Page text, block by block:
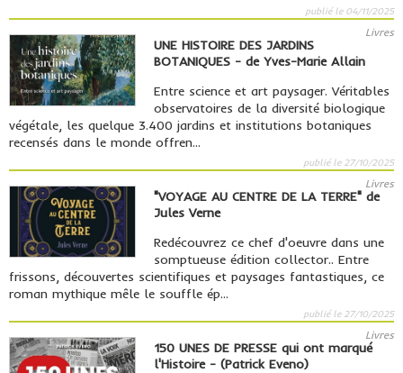
publié le 04/11/2025
Livres
UNE HISTOIRE DES JARDINS
BOTANIQUES - de Yves-Marie Allain
Entre science et art paysager. Véritables
observatoires de la diversité biologique
végétale, les quelque 3.400 jardins et institutions botaniques
recensés dans le monde offren...
publié le 27/10/2025
Livres
"VOYAGE AU CENTRE DE LA TERRE" de
Jules Verne
Redécouvrez ce chef d'oeuvre dans une
somptueuse édition collector.. Entre
frissons, découvertes scientifiques et paysages fantastiques, ce
roman mythique mêle le souffle ép...
publié le 27/10/2025
Livres
150 UNES DE PRESSE qui ont marqué
l'Histoire - (Patrick Eveno)